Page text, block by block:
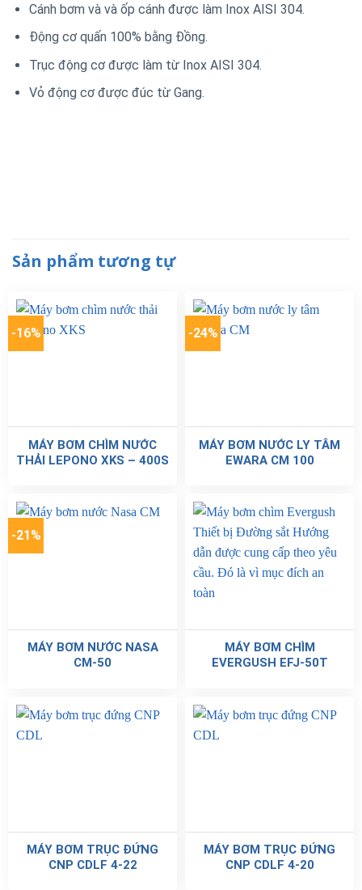
Cánh bơm và và ốp cánh được làm Inox AISI 304.
Động cơ quấn 100% bằng Đồng.
Trục động cơ được làm từ Inox AISI 304.
Vỏ động cơ được đúc từ Gang.
Sản phẩm tương tự
-16%
MÁY BƠM CHÌM NƯỚC
THẢI LEPONO XKS – 400S
-24%
MÁY BƠM NƯỚC LY TÂM
EWARA CM 100
-21%
MÁY BƠM NƯỚC NASA
CM-50
MÁY BƠM CHÌM
EVERGUSH EFJ-50T
MÁY BƠM TRỤC ĐỨNG
CNP CDLF 4-22
MÁY BƠM TRỤC ĐỨNG
CNP CDLF 4-20